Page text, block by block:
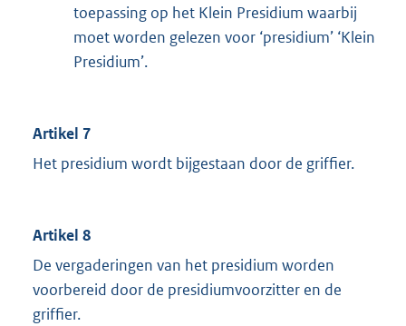
toepassing op het Klein Presidium waarbij
moet worden gelezen voor ‘presidium’ ‘Klein
Presidium’.
Artikel 7
Het presidium wordt bijgestaan door de griffier.
Artikel 8
De vergaderingen van het presidium worden
voorbereid door de presidiumvoorzitter en de
griffier.